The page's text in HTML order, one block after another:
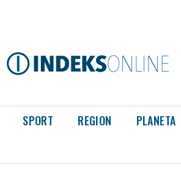
SPORT REGION PLANETA